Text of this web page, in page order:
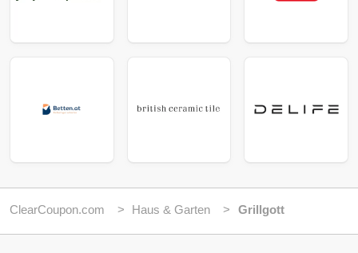
ClearCoupon.com Haus & Garten Grillgott